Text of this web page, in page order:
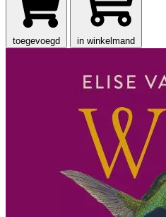
toegevoegd in winkelmand